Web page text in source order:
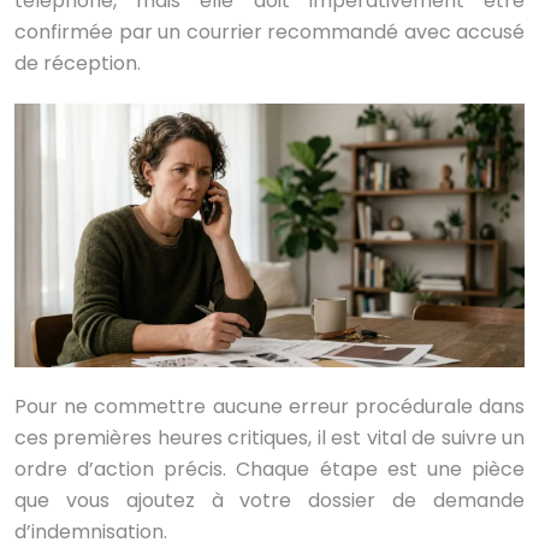
confirmée par un courrier recommandé avec accusé
de réception.
Pour ne commettre aucune erreur procédurale dans
ces premières heures critiques, il est vital de suivre un
ordre d’action précis. Chaque étape est une pièce
que vous ajoutez à votre dossier de demande
d’indemnisation.